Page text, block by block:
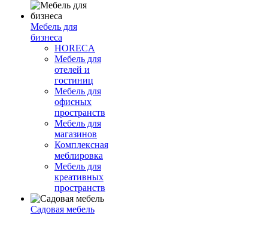
Мебель для
бизнеса
HORECA
Мебель для
отелей и
гостиниц
Мебель для
офисных
пространств
Мебель для
магазинов
Комплексная
меблировка
Мебель для
креативных
пространств
Садовая мебель